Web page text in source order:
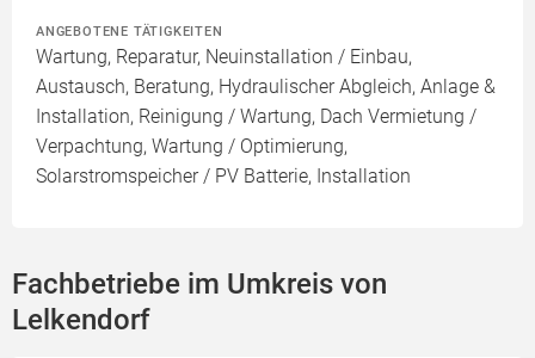
ANGEBOTENE TÄTIGKEITEN
Wartung, Reparatur, Neuinstallation / Einbau,
Austausch, Beratung, Hydraulischer Abgleich, Anlage &
Installation, Reinigung / Wartung, Dach Vermietung /
Verpachtung, Wartung / Optimierung,
Solarstromspeicher / PV Batterie, Installation
Fachbetriebe im Umkreis von
Lelkendorf